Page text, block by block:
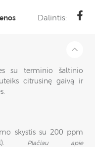
Dalintis:
su terminio šaltinio
citrusinę gaivą ir
skystis su 200 ppm
Plačiau apie